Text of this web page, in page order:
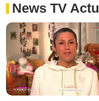
News TV Actu